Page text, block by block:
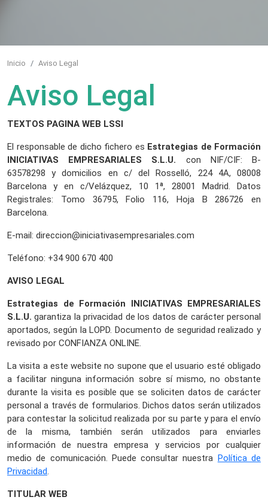
Inicio Aviso Legal
Aviso Legal
TEXTOS PAGINA WEB LSSI
El responsable de dicho fichero es Estrategias de Formación
INICIATIVAS EMPRESARIALES S.L.U. con NIF/CIF: B-
63578298 y domicilios en c/ del Rosselló, 224 4A, 08008
Barcelona y en c/Velázquez, 10 1ª, 28001 Madrid. Datos
Registrales: Tomo 36795, Folio 116, Hoja B 286726 en
Barcelona.
E-mail: direccion@iniciativasempresariales.com
Teléfono: +34 900 670 400
AVISO LEGAL
Estrategias de Formación INICIATIVAS EMPRESARIALES
S.L.U. garantiza la privacidad de los datos de carácter personal
aportados, según la LOPD. Documento de seguridad realizado y
revisado por CONFIANZA ONLINE.
La visita a este website no supone que el usuario esté obligado
a facilitar ninguna información sobre sí mismo, no obstante
durante la visita es posible que se soliciten datos de carácter
personal a través de formularios. Dichos datos serán utilizados
para contestar la solicitud realizada por su parte y para el envío
de la misma, también serán utilizados para enviarles
información de nuestra empresa y servicios por cualquier
medio de comunicación. Puede consultar nuestra Política de
Privacidad.
TITULAR WEB